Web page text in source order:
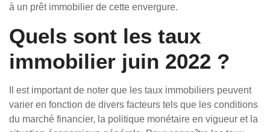
à un prêt immobilier de cette envergure.
Quels sont les taux
immobilier juin 2022 ?
Il est important de noter que les taux immobiliers peuvent
varier en fonction de divers facteurs tels que les conditions
du marché financier, la politique monétaire en vigueur et la